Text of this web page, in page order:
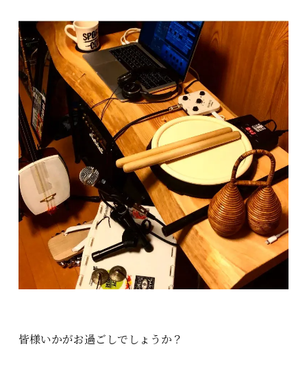
皆様いかがお過ごしでしょうか？